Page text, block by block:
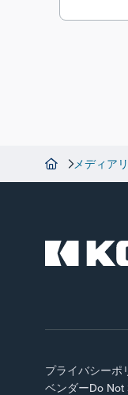
メディア
プライバシーポ
ベンダーDo Not